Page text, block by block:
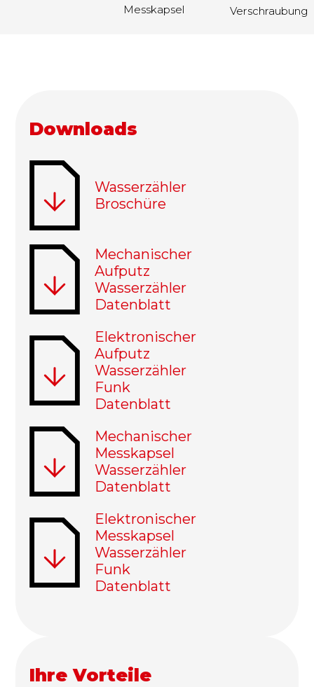
Messkapsel
Verschraubung
Downloads
Datei
Wasserzähler
Broschüre
Datei
Mechanischer
Aufputz
Wasserzähler
Datenblatt
Datei
Elektronischer
Aufputz
Wasserzähler
Funk
Datenblatt
Datei
Mechanischer
Messkapsel
Wasserzähler
Datenblatt
Datei
Elektronischer
Messkapsel
Wasserzähler
Funk
Datenblatt
Ihre Vorteile